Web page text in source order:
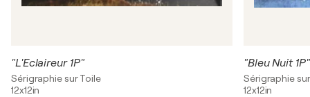
"L'Eclaireur 1P"
Sérigraphie sur Toile
12x12in
"Bleu Nuit 1P"
Sérigraphie
12x12in